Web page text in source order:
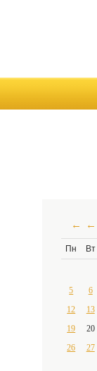
← ←
Пн Вт
5
6
12
13
19
20
26
27